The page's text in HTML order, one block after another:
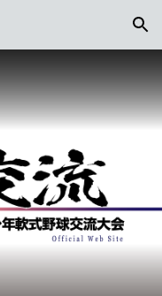
Skip to navigation